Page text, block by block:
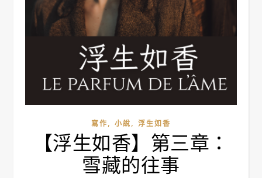
寫作, 小說, 浮生如香
【浮生如香】第三章：
雪藏的往事